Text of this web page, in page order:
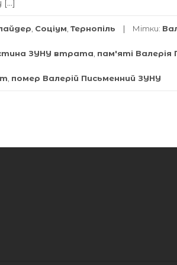
[…]
Соціум Тернопіль Мітки:
ЗУНУ втрата пам'яті Валерія
помер Валерій Письменний ЗУНУ